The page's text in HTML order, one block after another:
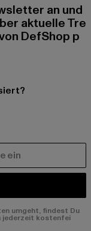
an und
aktuelle Tre
DefShop p
umgeht, findest Du
jederzeit kostenfei